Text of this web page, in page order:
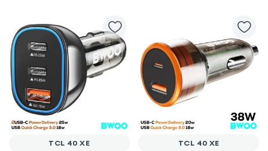
TCL 40 XE TCL 40 XE